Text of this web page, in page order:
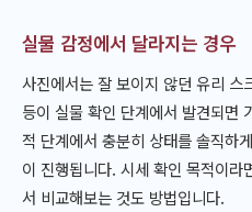
실물 감정에서 달라지는 경우
사진에서는 잘 보이지 않던 유리
등이 실물 확인 단계에서 발견되면
적 단계에서 충분히 상태를 솔직하
이 진행됩니다. 시세 확인 목적이
서 비교해보는 것도 방법입니다.